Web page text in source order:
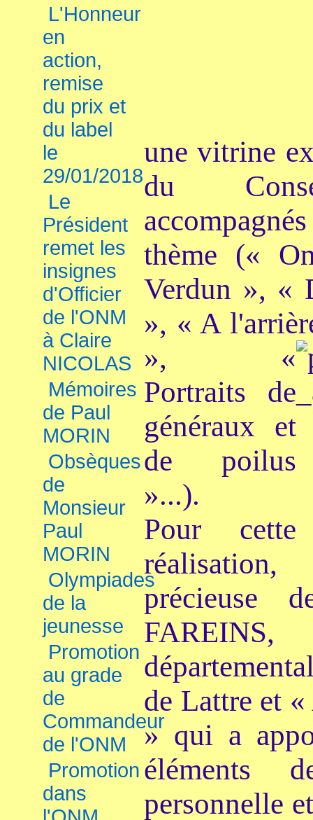
L'Honneur
en
action,
remise
du prix et
du label
le
29/01/2018
Le
Président
remet les
insignes
d'Officier
de l'ONM
à Claire
NICOLAS
Mémoires
de Paul
MORIN
Obsèques
de
Monsieur
Paul
MORIN
Olympiades
de la
jeunesse
Promotion
au grade
de
Commandeur
de l'ONM
Promotion
dans
une vitrine
du
thème («
Verdun », «
», « A
», «
Portraits de
généraux et
de poilus
»...).
Pour cette
précieuse
de Lattre et
» qui a
éléments
personnelle e